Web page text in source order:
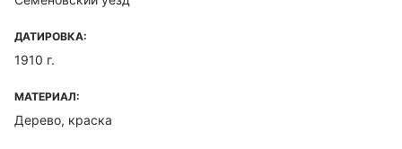
ДАТИРОВКА:
1910 г.
МАТЕРИАЛ:
Дерево, краска